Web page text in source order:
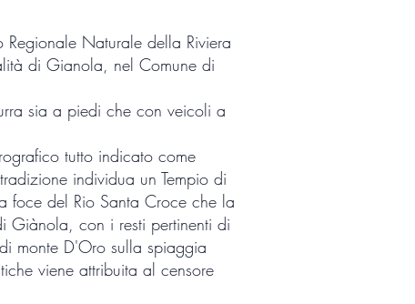
Naturale della Riviera
di Gianola, nel Comune di
sia a piedi che con veicoli a
tutto indicato come
individua un Tempio di
foce del Rio Santa Croce che la
Giànola, con i resti pertinenti di
monte D'Oro sulla spiaggia
viene attribuita al censore